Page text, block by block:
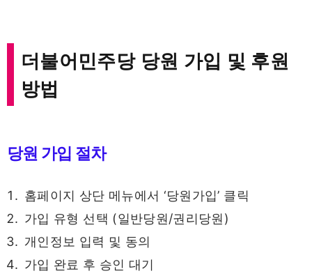
더불어민주당 당원 가입 및 후원
방법
당원 가입 절차
홈페이지 상단 메뉴에서 ‘당원가입’ 클릭
가입 유형 선택 (일반당원/권리당원)
개인정보 입력 및 동의
가입 완료 후 승인 대기